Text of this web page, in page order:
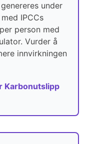
under
IPCCs
person med
Vurder å
innvirkningen
Karbonutslipp